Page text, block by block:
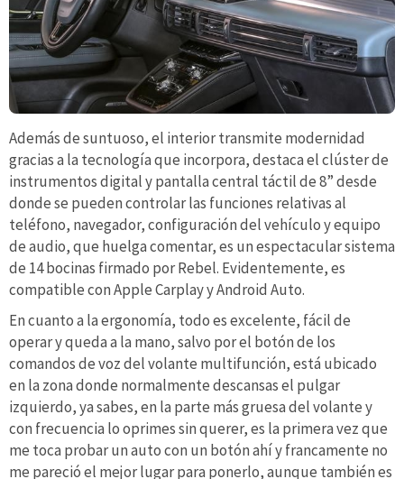
Además de suntuoso, el interior transmite modernidad
gracias a la tecnología que incorpora, destaca el clúster de
instrumentos digital y pantalla central táctil de 8” desde
donde se pueden controlar las funciones relativas al
teléfono, navegador, configuración del vehículo y equipo
de audio, que huelga comentar, es un espectacular sistema
de 14 bocinas firmado por Rebel. Evidentemente, es
compatible con Apple Carplay y Android Auto.
En cuanto a la ergonomía, todo es excelente, fácil de
operar y queda a la mano, salvo por el botón de los
comandos de voz del volante multifunción, está ubicado
en la zona donde normalmente descansas el pulgar
izquierdo, ya sabes, en la parte más gruesa del volante y
con frecuencia lo oprimes sin querer, es la primera vez que
me toca probar un auto con un botón ahí y francamente no
me pareció el mejor lugar para ponerlo, aunque también es